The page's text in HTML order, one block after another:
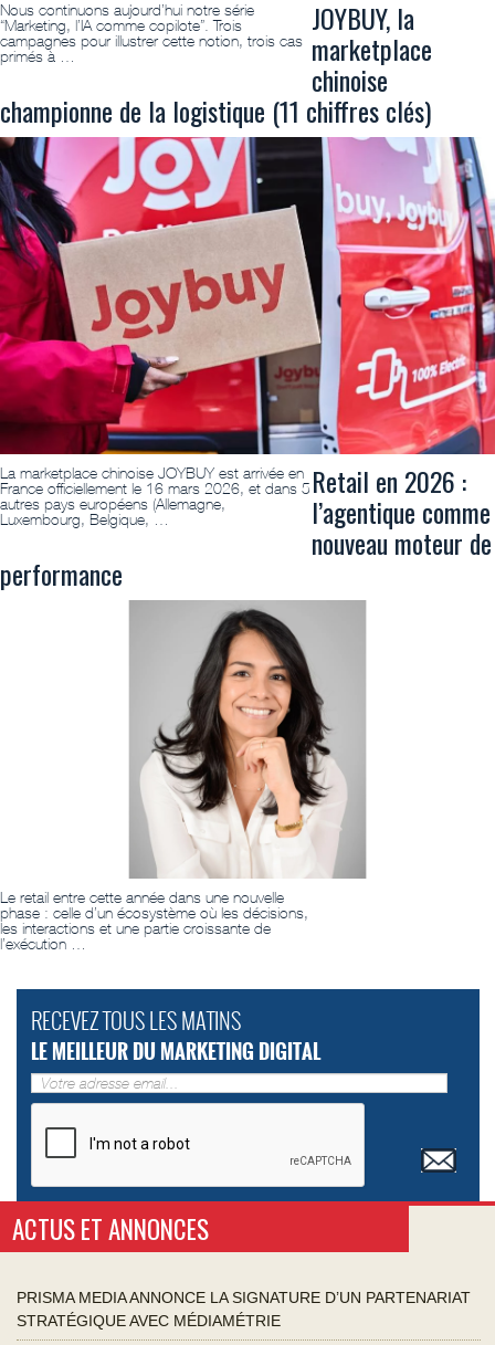
Nous continuons aujourd’hui notre série
“Marketing, l’IA comme copilote”. Trois
campagnes pour illustrer cette notion, trois cas
primés à …
JOYBUY, la
marketplace
chinoise
championne de la logistique (11 chiffres clés)
La marketplace chinoise JOYBUY est arrivée en
France officiellement le 16 mars 2026, et dans 5
autres pays européens (Allemagne,
Luxembourg, Belgique, …
Retail en 2026 :
l’agentique comme
nouveau moteur de
performance
Le retail entre cette année dans une nouvelle
phase : celle d’un écosystème où les décisions,
les interactions et une partie croissante de
l’exécution …
RECEVEZ TOUS LES MATINS
LE MEILLEUR DU MARKETING DIGITAL
ACTUS ET ANNONCES
PRISMA MEDIA ANNONCE LA SIGNATURE D’UN PARTENARIAT
STRATÉGIQUE AVEC MÉDIAMÉTRIE